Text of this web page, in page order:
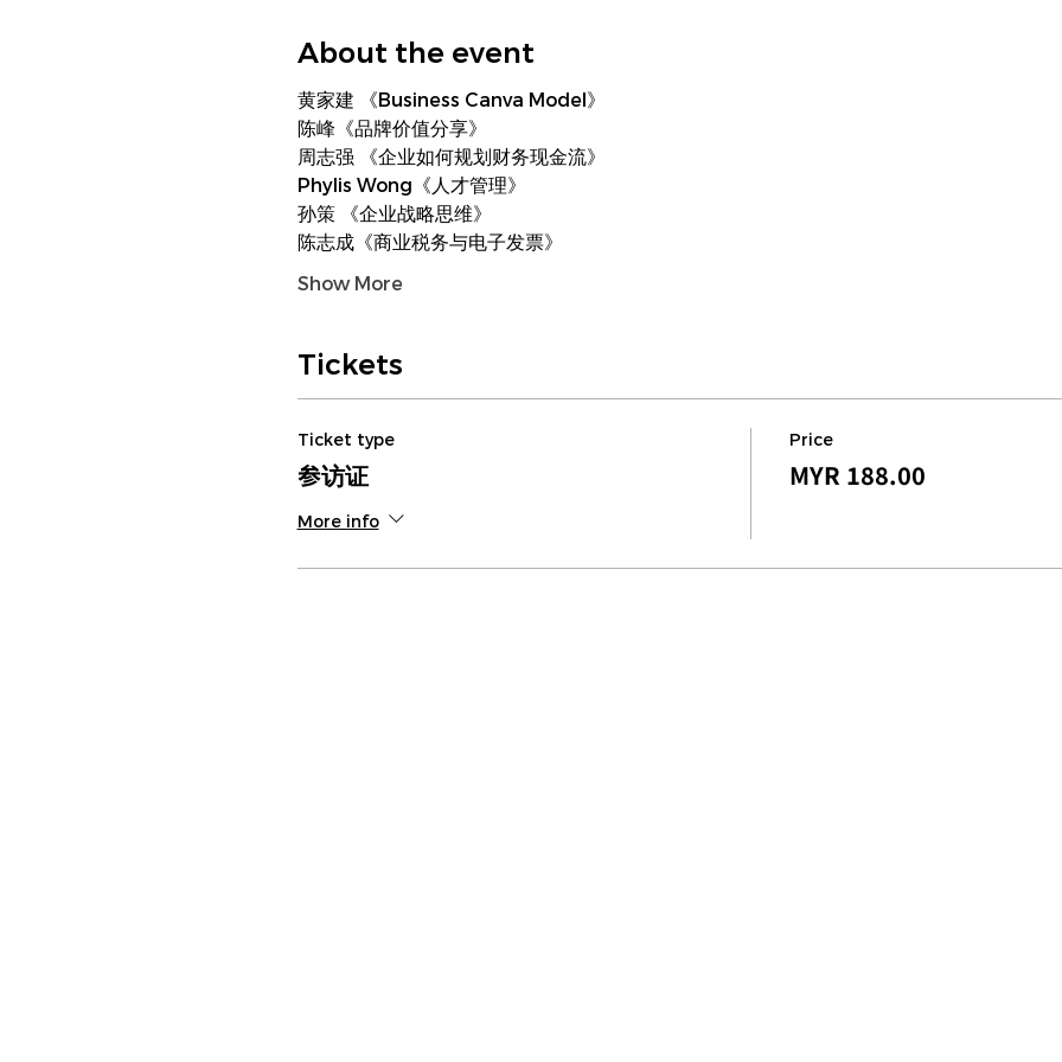
About the event
黄家建 《Business Canva Model》
陈峰《品牌价值分享》
周志强 《企业如何规划财务现金流》
Phylis Wong《人才管理》
孙策 《企业战略思维》
陈志成《商业税务与电子发票》
Show More
Tickets
Ticket type
参访证
More info
Price
MYR 188.00